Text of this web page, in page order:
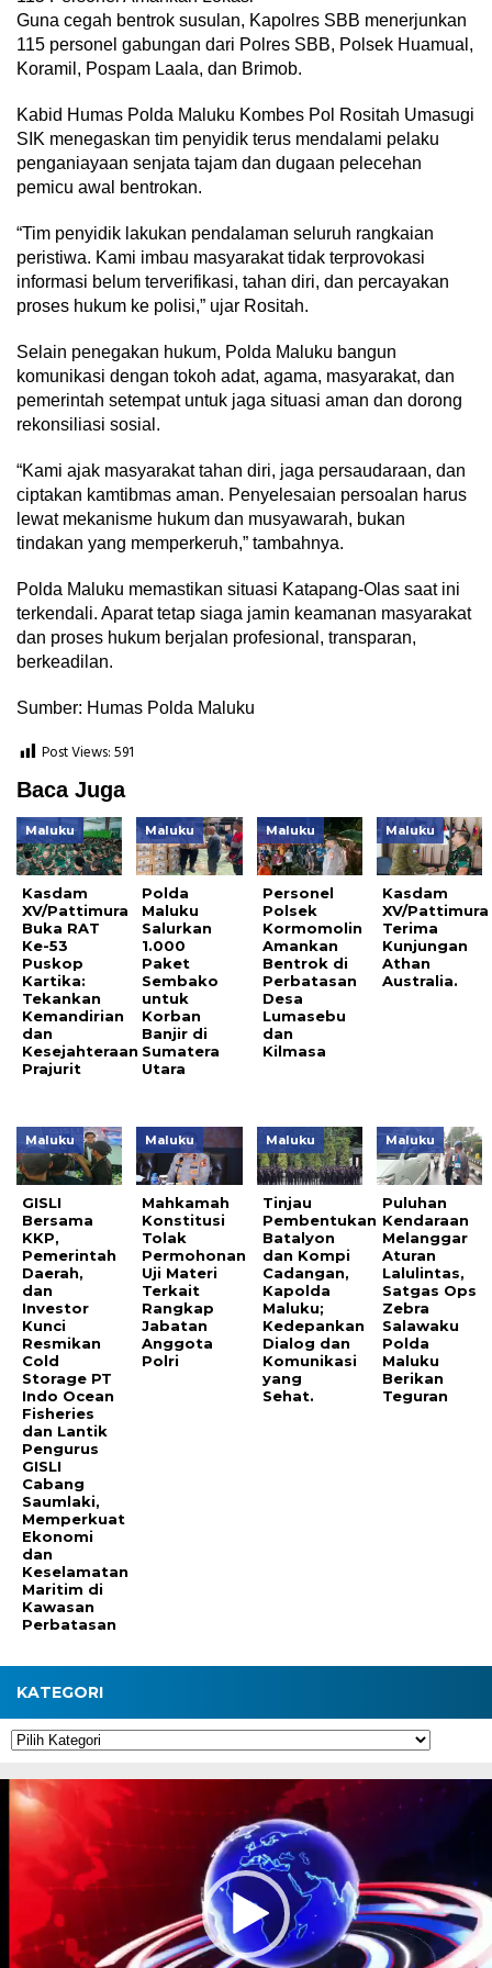
Guna cegah bentrok susulan, Kapolres SBB menerjunkan
115 personel gabungan dari Polres SBB, Polsek Huamual,
Koramil, Pospam Laala, dan Brimob.
Kabid Humas Polda Maluku Kombes Pol Rositah Umasugi
SIK menegaskan tim penyidik terus mendalami pelaku
penganiayaan senjata tajam dan dugaan pelecehan
pemicu awal bentrokan.
“Tim penyidik lakukan pendalaman seluruh rangkaian
peristiwa. Kami imbau masyarakat tidak terprovokasi
informasi belum terverifikasi, tahan diri, dan percayakan
proses hukum ke polisi,” ujar Rositah.
Selain penegakan hukum, Polda Maluku bangun
komunikasi dengan tokoh adat, agama, masyarakat, dan
pemerintah setempat untuk jaga situasi aman dan dorong
rekonsiliasi sosial.
“Kami ajak masyarakat tahan diri, jaga persaudaraan, dan
ciptakan kamtibmas aman. Penyelesaian persoalan harus
lewat mekanisme hukum dan musyawarah, bukan
tindakan yang memperkeruh,” tambahnya.
Polda Maluku memastikan situasi Katapang-Olas saat ini
terkendali. Aparat tetap siaga jamin keamanan masyarakat
dan proses hukum berjalan profesional, transparan,
berkeadilan.
Sumber: Humas Polda Maluku
Post Views:591
Baca Juga
Maluku
Kasdam
XV/Pattimura
Buka RAT
Ke-53
Puskop
Kartika:
Tekankan
Kemandirian
dan
Kesejahteraan
Prajurit
Maluku
Polda
Maluku
Salurkan
1.000
Paket
Sembako
untuk
Korban
Banjir di
Sumatera
Utara
Maluku
Personel
Polsek
Kormomolin
Amankan
Bentrok di
Perbatasan
Desa
Lumasebu
dan
Kilmasa
Maluku
Kasdam
XV/Pattimura
Terima
Kunjungan
Athan
Australia.
Maluku
GISLI
Bersama
KKP,
Pemerintah
Daerah,
dan
Investor
Kunci
Resmikan
Cold
Storage PT
Indo Ocean
Fisheries
dan Lantik
Pengurus
GISLI
Cabang
Saumlaki,
Memperkuat
Ekonomi
dan
Keselamatan
Maritim di
Kawasan
Perbatasan
Maluku
Mahkamah
Konstitusi
Tolak
Permohonan
Uji Materi
Terkait
Rangkap
Jabatan
Anggota
Polri
Maluku
Tinjau
Pembentukan
Batalyon
dan Kompi
Cadangan,
Kapolda
Maluku;
Kedepankan
Dialog dan
Komunikasi
yang
Sehat.
Maluku
Puluhan
Kendaraan
Melanggar
Aturan
Lalulintas,
Satgas Ops
Zebra
Salawaku
Polda
Maluku
Berikan
Teguran
KATEGORI
Kategori
Pemutar
Video